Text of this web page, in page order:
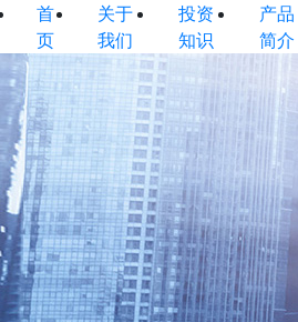
首
页
关于
我们
投资
知识
产品
简介